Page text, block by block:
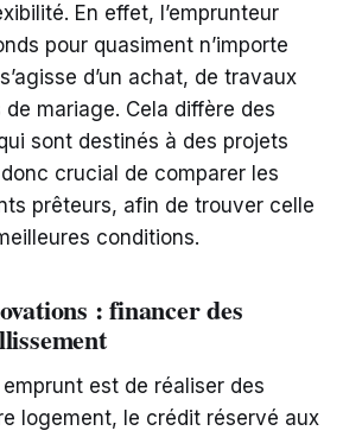
En effet, l’emprunteur
pour quasiment n’importe
d’un achat, de travaux
mariage. Cela diffère des
sont destinés à des projets
crucial de comparer les
prêteurs, afin de trouver celle
conditions.
: financer des
est de réaliser des
logement, le crédit réservé aux